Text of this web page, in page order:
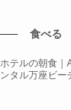
食べる
ホテルの朝食｜
ンタル万座ビー